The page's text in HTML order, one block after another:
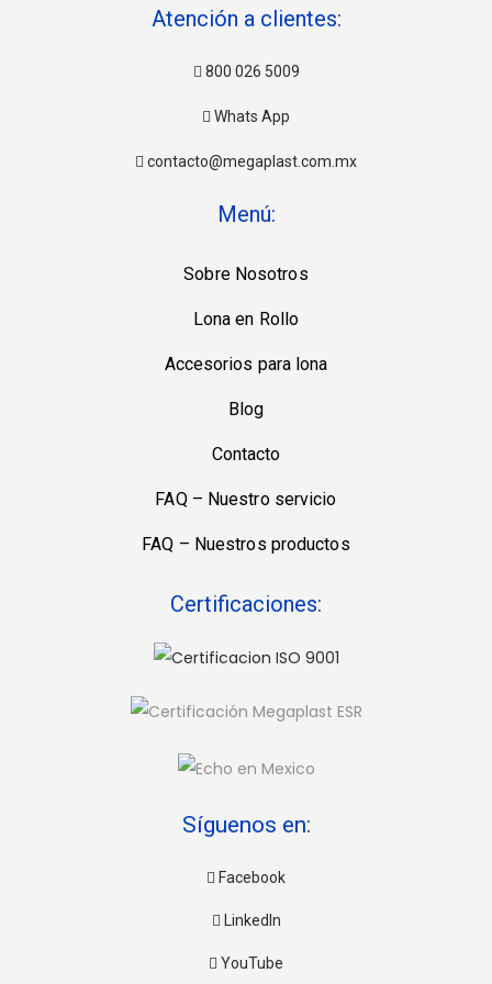
Atención a clientes:
800 026 5009
Whats App
contacto@megaplast.com.mx
Menú:
Sobre Nosotros
Lona en Rollo
Accesorios para lona
Blog
Contacto
FAQ – Nuestro servicio
FAQ – Nuestros productos
Certificaciones:
Síguenos en:
Facebook
LinkedIn
YouTube